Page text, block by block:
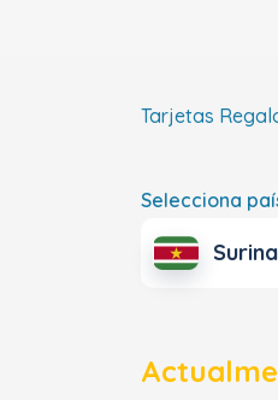
Tarjetas
Selecciona